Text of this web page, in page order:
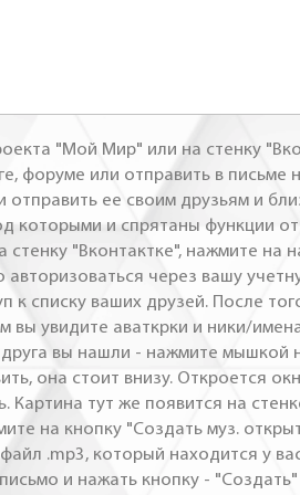
"Мой Мир" или на стенку
форуме или отправить в письме
отправить ее своим друзьям и
которыми и спрятаны функции
стенку "Вконтактке", нажмите на
через вашу
к списку ваших друзей. После
вы увидите аваткрки и ники/
друга вы нашли - нажмите мышкой
она стоит внизу. Откроется
Картина тут же появится на
на кнопку "Создать муз.
.mp3, который находится у
и нажать кнопку -